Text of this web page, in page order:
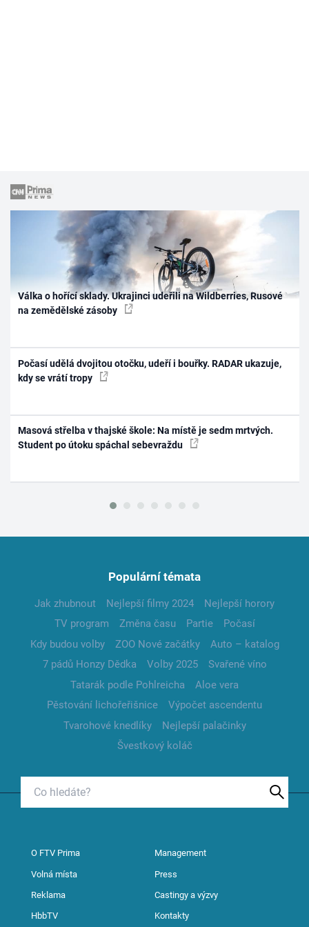
Válka o hořící sklady. Ukrajinci udeřili na Wildberries, Rusové
na zemědělské zásoby
Počasí udělá dvojitou otočku, udeří i bouřky. RADAR ukazuje,
kdy se vrátí tropy
Masová střelba v thajské škole: Na místě je sedm mrtvých.
Student po útoku spáchal sebevraždu
Populární témata
Jak zhubnout Nejlepší filmy 2024
Nejlepší horory
TV program
Změna času Partie
Počasí
Kdy budou volby
ZOO Nové začátky
Auto – katalog
7 pádů Honzy Dědka
Volby 2025
Svařené víno
Tatarák podle Pohlreicha
Aloe vera
Pěstování lichořeřišnice
Výpočet ascendentu
Tvarohové knedlíky
Nejlepší palačinky
Švestkový koláč
O FTV Prima Management
Volná místa Press
Reklama Castingy a výzvy
HbbTV Kontakty